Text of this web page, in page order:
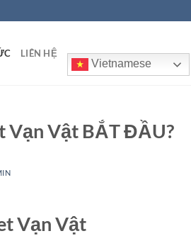
LIÊN HỆ
Vietnamese
Vạn Vật BẮT ĐẦU?
Vạn Vật